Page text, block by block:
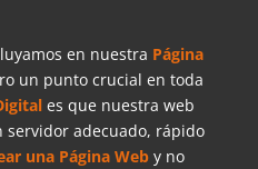
en nuestra Página
un punto crucial en toda
es que nuestra web
servidor adecuado, rápido
una Página Weby no